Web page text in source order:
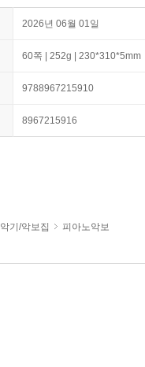
2026년 06월 01일
60쪽 | 252g | 230*310*5mm
9788967215910
8967215916
악기/악보집 피아노악보